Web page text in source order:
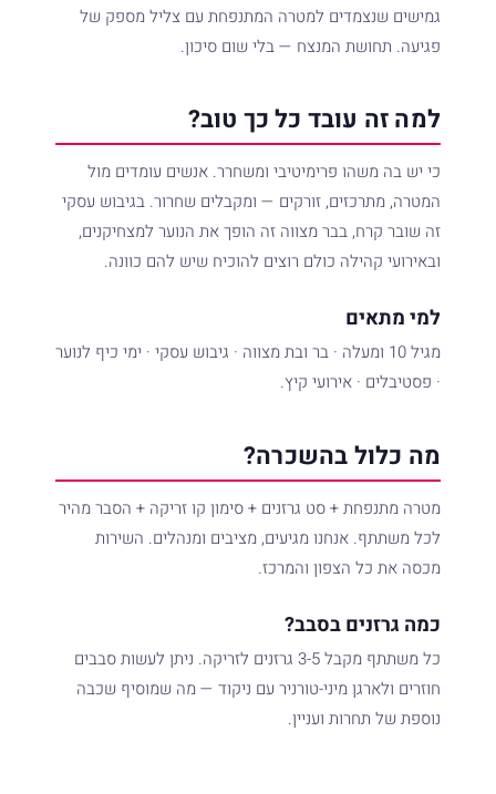
גמישים שנצמדים למטרה המתנפחת עם צליל מספק של
פגיעה. תחושת המנצח — בלי שום סיכון.
למה זה עובד כל כך טוב?
כי יש בה משהו פרימיטיבי ומשחרר. אנשים עומדים מול
המטרה, מתרכזים, זורקים — ומקבלים שחרור. בגיבוש עסקי
זה שובר קרח, בבר מצווה זה הופך את הנוער למצחיקנים,
ובאירועי קהילה כולם רוצים להוכיח שיש להם כוונה.
למי מתאים
מגיל 10 ומעלה · בר ובת מצווה · גיבוש עסקי · ימי כיף לנוער
· פסטיבלים · אירועי קיץ.
מה כלול בהשכרה?
מטרה מתנפחת + סט גרזנים + סימון קו זריקה + הסבר מהיר
לכל משתתף. אנחנו מגיעים, מציבים ומנהלים. השירות
מכסה את כל הצפון והמרכז.
כמה גרזנים בסבב?
כל משתתף מקבל 3-5 גרזנים לזריקה. ניתן לעשות סבבים
חוזרים ולארגן מיני-טורניר עם ניקוד — מה שמוסיף שכבה
נוספת של תחרות ועניין.